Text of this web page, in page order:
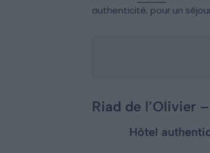
authenticité, pour un
Riad de l’Olivier
Hôtel